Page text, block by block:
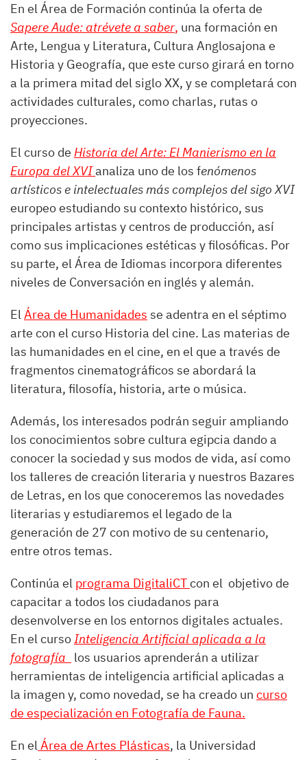
En el Área de Formación continúa la oferta de
Sapere Aude: atrévete a saber, una formación en
Arte, Lengua y Literatura, Cultura Anglosajona e
Historia y Geografía, que este curso girará en torno
a la primera mitad del siglo XX, y se completará con
actividades culturales, como charlas, rutas o
proyecciones.
El curso de Historia del Arte: El Manierismo en la
Europa del XVIanaliza uno de los fenómenos
artísticos e intelectuales más complejos del sigo XVI
europeo estudiando su contexto histórico, sus
principales artistas y centros de producción, así
como sus implicaciones estéticas y filosóficas. Por
su parte, el Área de Idiomas incorpora diferentes
niveles de Conversación en inglés y alemán.
ElÁrea de Humanidades se adentra en el séptimo
arte con el curso Historia del cine. Las materias de
las humanidades en el cine, en el que a través de
fragmentos cinematográficos se abordará la
literatura, filosofía, historia, arte o música.
Además, los interesados podrán seguir ampliando
los conocimientos sobre cultura egipcia dando a
conocer la sociedad y sus modos de vida, así como
los talleres de creación literaria y nuestros Bazares
de Letras, en los que conoceremos las novedades
literarias y estudiaremos el legado de la
generación de 27 con motivo de su centenario,
entre otros temas.
Continúa el programa DigitaliCTcon el objetivo de
capacitar a todos los ciudadanos para
desenvolverse en los entornos digitales actuales.
En el cursoInteligencia Artificial aplicada a la
fotografía
los usuarios aprenderán a utilizar
herramientas de inteligencia artificial aplicadas a
la imagen y, como novedad, se ha creado un curso
de especialización en Fotografía de Fauna.
En elÁrea de Artes Plásticas, la Universidad